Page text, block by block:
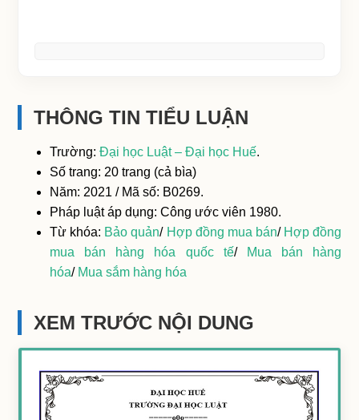
THÔNG TIN TIỂU LUẬN
Trường:Đại học Luật – Đại học Huế.
Số trang: 20 trang (cả bìa)
Năm: 2021 / Mã số: B0269.
Pháp luật áp dụng: Công ước viên 1980.
Từ khóa: Bảo quản/ Hợp đồng mua bán/ Hợp đồng
mua bán hàng hóa quốc tế/
Mua bán hàng
hóa/ Mua sắm hàng hóa
XEM TRƯỚC NỘI DUNG